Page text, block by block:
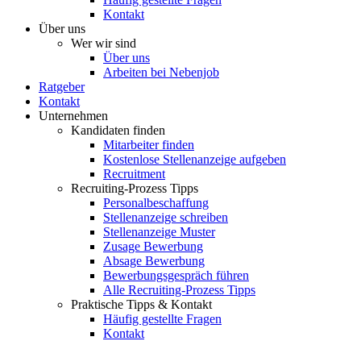
Kontakt
Über uns
Wer wir sind
Über uns
Arbeiten bei Nebenjob
Ratgeber
Kontakt
Unternehmen
Kandidaten finden
Mitarbeiter finden
Kostenlose Stellenanzeige aufgeben
Recruitment
Recruiting-Prozess Tipps
Personalbeschaffung
Stellenanzeige schreiben
Stellenanzeige Muster
Zusage Bewerbung
Absage Bewerbung
Bewerbungsgespräch führen
Alle Recruiting-Prozess Tipps
Praktische Tipps & Kontakt
Häufig gestellte Fragen
Kontakt